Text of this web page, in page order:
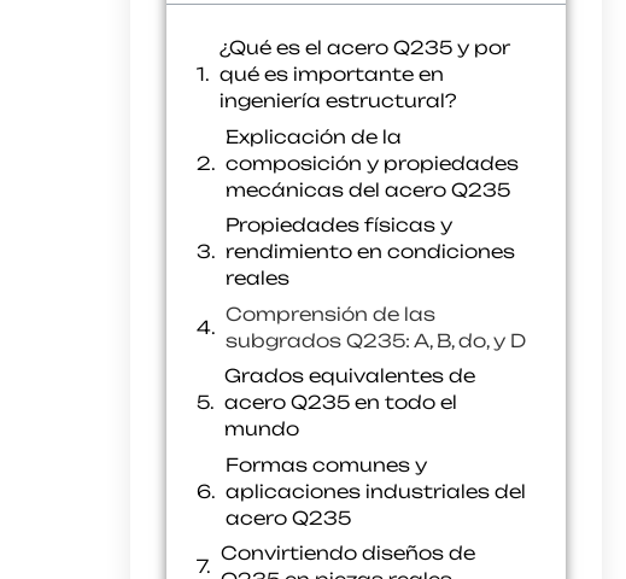
¿Qué es el acero Q235 y por
qué es importante en
ingeniería estructural?
Explicación de la
composición y propiedades
mecánicas del acero Q235
Propiedades físicas y
rendimiento en condiciones
reales
Comprensión de las
subgrados Q235: A, B, do, y D
Grados equivalentes de
acero Q235 en todo el
mundo
Formas comunes y
aplicaciones industriales del
acero Q235
Convirtiendo diseños de